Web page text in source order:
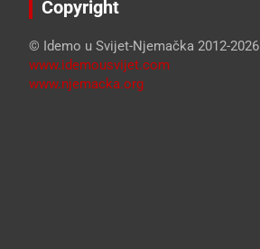
Copyright
© Idemo u Svijet-Njemačka 2012-2026
www.idemousvijet.com
www.njemacka.org